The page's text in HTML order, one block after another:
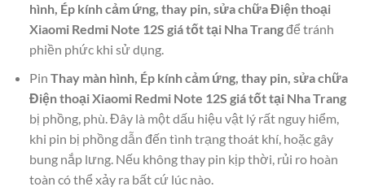
hình, Ép kính cảm ứng, thay pin, sửa chữa Điện thoại
Xiaomi Redmi Note 12S giá tốt tại Nha Trangđể tránh
phiền phức khi sử dụng.
Pin Thay màn hình, Ép kính cảm ứng, thay pin, sửa chữa
Điện thoại Xiaomi Redmi Note 12S giá tốt tại Nha Trang
bị phồng, phù. Đây là một dấu hiệu vật lý rất nguy hiểm,
khi pin bị phồng dẫn đến tình trạng thoát khí, hoặc gây
bung nắp lưng. Nếu không thay pin kịp thời, rủi ro hoàn
toàn có thể xảy ra bất cứ lúc nào.